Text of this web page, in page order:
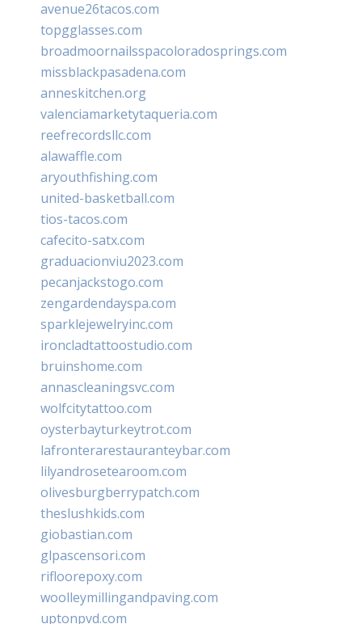
avenue26tacos.com
topgglasses.com
broadmoornailsspacoloradosprings.com
missblackpasadena.com
anneskitchen.org
valenciamarketytaqueria.com
reefrecordsllc.com
alawaffle.com
aryouthfishing.com
united-basketball.com
tios-tacos.com
cafecito-satx.com
graduacionviu2023.com
pecanjackstogo.com
zengardendayspa.com
sparklejewelryinc.com
ironcladtattoostudio.com
bruinshome.com
annascleaningsvc.com
wolfcitytattoo.com
oysterbayturkeytrot.com
lafronterarestauranteybar.com
lilyandrosetearoom.com
olivesburgberrypatch.com
theslushkids.com
giobastian.com
glpascensori.com
rifloorepoxy.com
woolleymillingandpaving.com
uptonpvd.com